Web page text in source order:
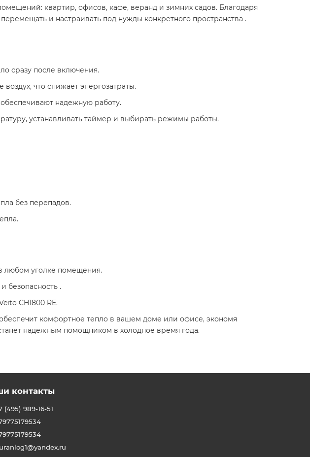
квартир, офисов, кафе, веранд и зимних садов. Благодаря
и настраивать под нужды конкретного пространства .
сразу после включения.
что снижает энергозатраты.
надежную работу.
устанавливать таймер и выбирать режимы работы.
без перепадов.
любом уголке помещения.
безопасность .
CH1800 RE.
комфортное тепло в вашем доме или офисе, экономя
надежным помощником в холодное время года.
контакты
(495) 989-16-51